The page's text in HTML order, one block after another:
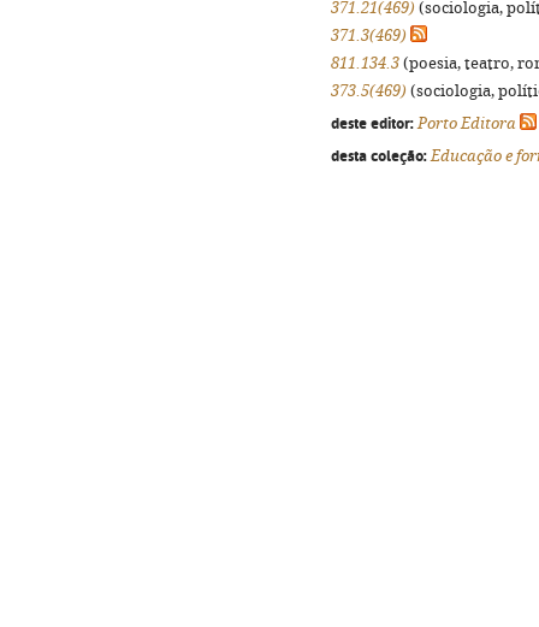
371.21(469) (sociologia,
371.3(469)
811.134.3 (poesia, teatro,
373.5(469) (sociologia,
deste editor: Porto Editora
desta coleção: Educação e